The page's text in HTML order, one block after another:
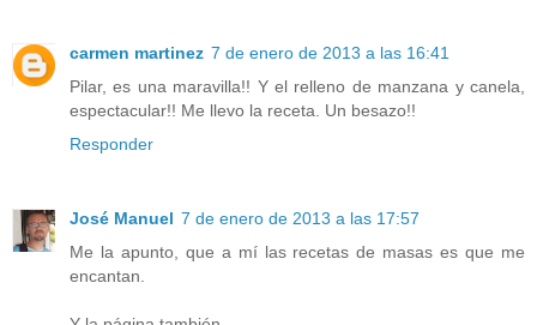
carmen martinez 7 de enero de 2013 a las 16:41
Pilar, es una maravilla!! Y el relleno de manzana y canela,
espectacular!! Me llevo la receta. Un besazo!!
Responder
José Manuel 7 de enero de 2013 a las 17:57
Me la apunto, que a mí las recetas de masas es que me
encantan.